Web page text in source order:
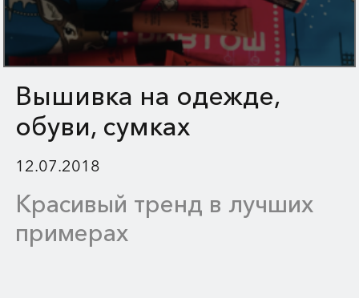
Вышивка на одежде,
обуви, сумках
12.07.2018
Красивый тренд в лучших
примерах